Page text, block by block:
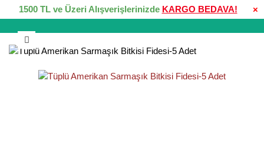
×
1500 TL ve Üzeri Alışverişlerinizde KARGO BEDAVA!